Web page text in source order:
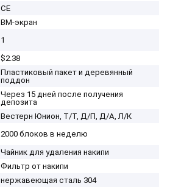
CE
BM-экран
1
$2.38
Пластиковый пакет и деревянный
поддон
Через 15 дней после получения
депозита
Вестерн Юнион, Т/Т, Д/П, Д/А, Л/К
2000 блоков в неделю
Чайник для удаления накипи
Фильтр от накипи
нержавеющая сталь 304